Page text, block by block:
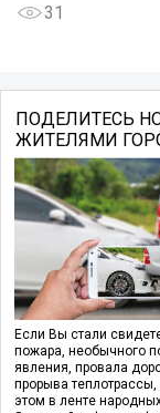
31
ПОДЕЛИТЕСЬ
ЖИТЕЛЯМИ
Если Вы стали
пожара, необычного
явления, провала
прорыва
этом в ленте